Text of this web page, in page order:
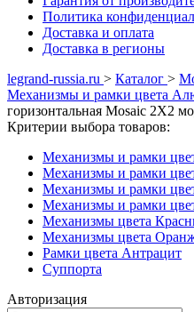
Политика
Доставка и оплата
Доставка в регионы
legrand-russia.ru > Каталог >
Механизмы и рамки цвета
горизонтальная Mosaic 2Х2
Критерии выбора товаров:
Механизмы и рамки
Механизмы и рамки
Механизмы и рамки
Механизмы и рамки
Механизмы цвета
Механизмы цвета
Рамки цвета Антрацит
Суппорта
Авторизация